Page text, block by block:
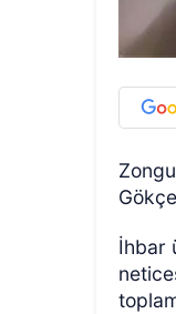
İhbar